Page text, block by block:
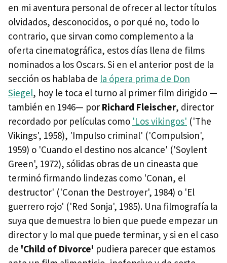
en mi aventura personal de ofrecer al lector títulos
olvidados, desconocidos, o por qué no, todo lo
contrario, que sirvan como complemento a la
oferta cinematográfica, estos días llena de films
nominados a los Oscars. Si en el anterior post de la
sección os hablaba de la ópera prima de Don
Siegel, hoy le toca el turno al primer film dirigido —
también en 1946— por Richard Fleischer, director
recordado por películas como 'Los vikingos' ('The
Vikings', 1958), 'Impulso criminal' ('Compulsion',
1959) o 'Cuando el destino nos alcance' ('Soylent
Green', 1972), sólidas obras de un cineasta que
terminó firmando lindezas como 'Conan, el
destructor' ('Conan the Destroyer', 1984) o 'El
guerrero rojo' ('Red Sonja', 1985). Una filmografía la
suya que demuestra lo bien que puede empezar un
director y lo mal que puede terminar, y si en el caso
de 'Child of Divorce' pudiera parecer que estamos